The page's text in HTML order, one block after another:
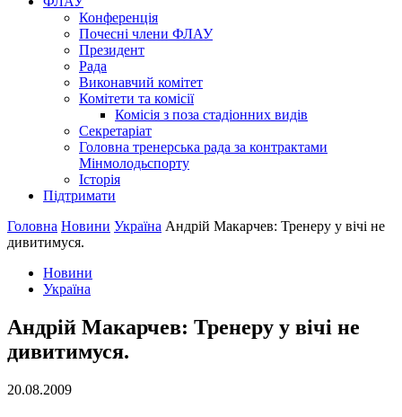
Конференція
Почесні члени ФЛАУ
Президент
Рада
Виконавчий комітет
Комітети та комісії
Комісія з поза стадіонних видів
Секретаріат
Головна тренерська рада за контрактами
Мінмолодьспорту
Історія
Підтримати
Головна Новини Україна Андрій Макарчев: Тренеру у вічі не
дивитимуся.
Новини
Україна
Андрій Макарчев: Тренеру у вічі не
дивитимуся.
20.08.2009